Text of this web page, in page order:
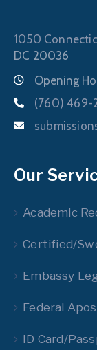
1050
DC 20036
Opening
(760) 469-
Our
Academic
Certified/
Embassy
Federal
ID Card/